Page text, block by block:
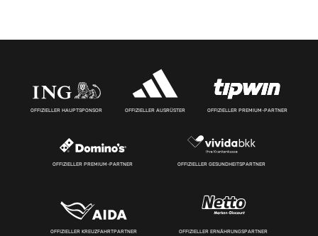
OFFIZIELLER HAUPTSPONSOR OFFIZIELLER AUSRÜSTER OFFIZIELLER PREMIUM-PARTNER
OFFIZIELLER PREMIUM-PARTNER OFFIZIELLER GESUNDHEITSPARTNER
OFFIZIELLER KREUZFAHRTPARTNER OFFIZIELLER ERNÄHRUNGSPARTNER